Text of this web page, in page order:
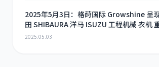
2025年5月3日：格莳国际 Growshine 呈
田 SHIBAURA 洋马 ISUZU 工程机械 农机
RHF3 涡轮增压器及配件 海量现货供应
2025.05.03